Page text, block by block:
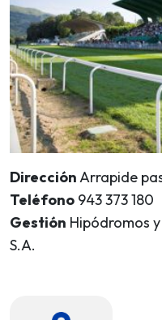
DirecciónArrapide
Teléfono 943 373 180
Gestión Hipódromos
S.A.